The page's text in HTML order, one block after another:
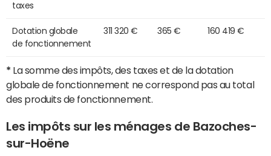
taxes
Dotation globale
de fonctionnement
311 320 € 365 € 160 419 €
* La somme des impôts, des taxes et de la dotation
globale de fonctionnement ne correspond pas au total
des produits de fonctionnement.
Les impôts sur les ménages de Bazoches-
sur-Hoëne